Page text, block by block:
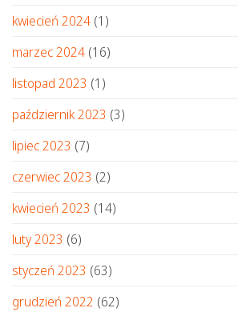
kwiecień 2024 (1)
marzec 2024 (16)
listopad 2023 (1)
październik 2023 (3)
lipiec 2023 (7)
czerwiec 2023 (2)
kwiecień 2023 (14)
luty 2023 (6)
styczeń 2023 (63)
grudzień 2022 (62)